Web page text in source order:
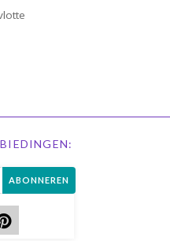
ABONNEREN